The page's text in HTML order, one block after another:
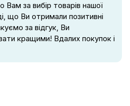
за вибір товарів нашої
що Ви отримали позитивні
за відгук, Ви
кращими! Вдалих покупок і